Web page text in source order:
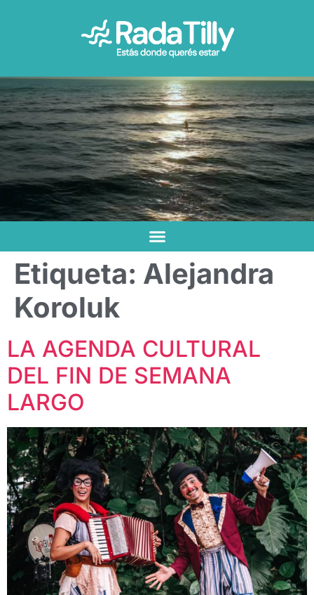
Etiqueta: Alejandra
Koroluk
LA AGENDA CULTURAL
DEL FIN DE SEMANA
LARGO